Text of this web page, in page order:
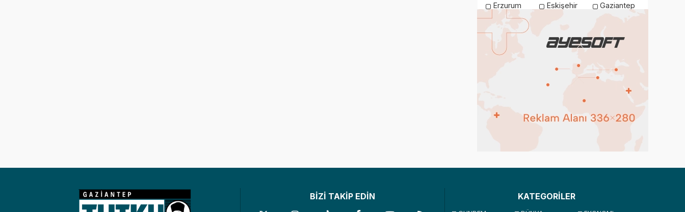
Erzurum Eskişehir Gaziantep
Giresun Gümüşhane
Hatay Iğdır Isparta
Kahramanmaraş
Karaman
Kırıkkale Kırklareli Kırşehir
Malatya Mardin
Nevşehir Niğde
Osmaniye Sakarya
BİZİ TAKİP EDİN KATEGORİLER